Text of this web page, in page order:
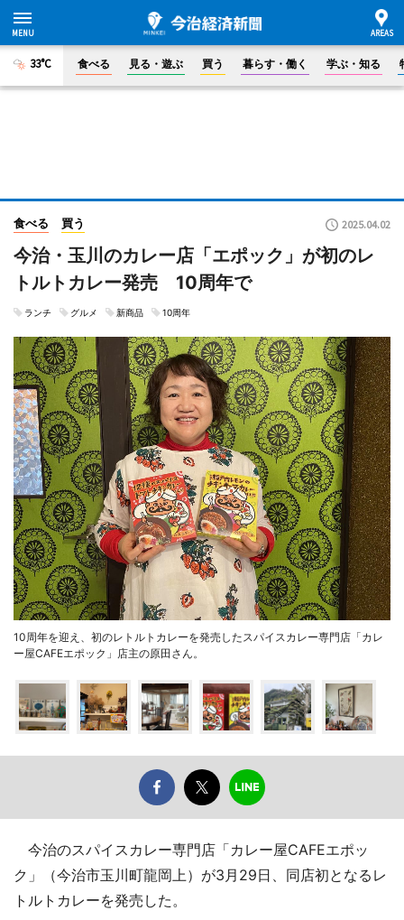
33°C 食べる 見る・遊ぶ 買う 暮らす・働く 学ぶ・知る
食べる 買う 2025.04.02
今治・玉川のカレー店「エポック」が初のレ
トルトカレー発売 10周年で
ランチ グルメ 新商品 10周年
10周年を迎え、初のレトルトカレーを発売したスパイスカレー専門店「カレ
ー屋CAFEエポック」店主の原田さん。
今治のスパイスカレー専門店「カレー屋CAFEエポッ
ク」（今治市玉川町龍岡上）が3月29日、同店初となるレ
トルトカレーを発売した。